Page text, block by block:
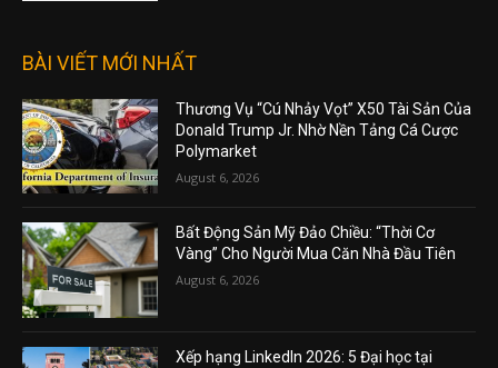
BÀI VIẾT MỚI NHẤT
Thương Vụ “Cú Nhảy Vọt” X50 Tài Sản Của
Donald Trump Jr. Nhờ Nền Tảng Cá Cược
Polymarket
August 6, 2026
Bất Động Sản Mỹ Đảo Chiều: “Thời Cơ
Vàng” Cho Người Mua Căn Nhà Đầu Tiên
August 6, 2026
Xếp hạng LinkedIn 2026: 5 Đại học tại